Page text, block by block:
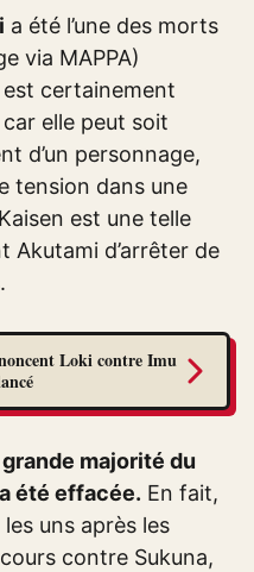
a été l’une des morts
via MAPPA)
est certainement
elle peut soit
d’un personnage,
tension dans une
est une telle
Akutami d’arrêter de
Loki contre Imu
majorité du
été effacée. En fait,
uns après les
contre Sukuna,